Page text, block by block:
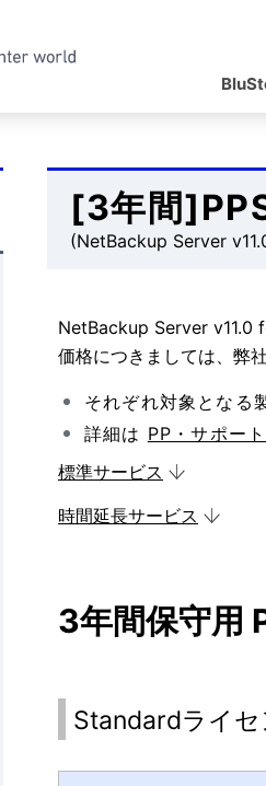
ゲ
ー
シ
ョ
[3年間
(NetBackup Server
NetBackup Server v11.0
価格につきましては、弊
それぞれ対象となる
詳細は PP・サポー
標準サービス
時間延長サービス
3年間保守用
Standardライ